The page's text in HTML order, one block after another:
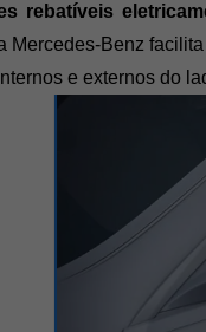
rebatíveis
Mercedes-Benz
e externos do